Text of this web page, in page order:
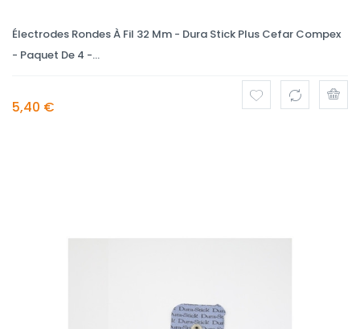
Électrodes Rondes À Fil 32 Mm - Dura Stick Plus Cefar Compex
- Paquet De 4 -...
5,40 €